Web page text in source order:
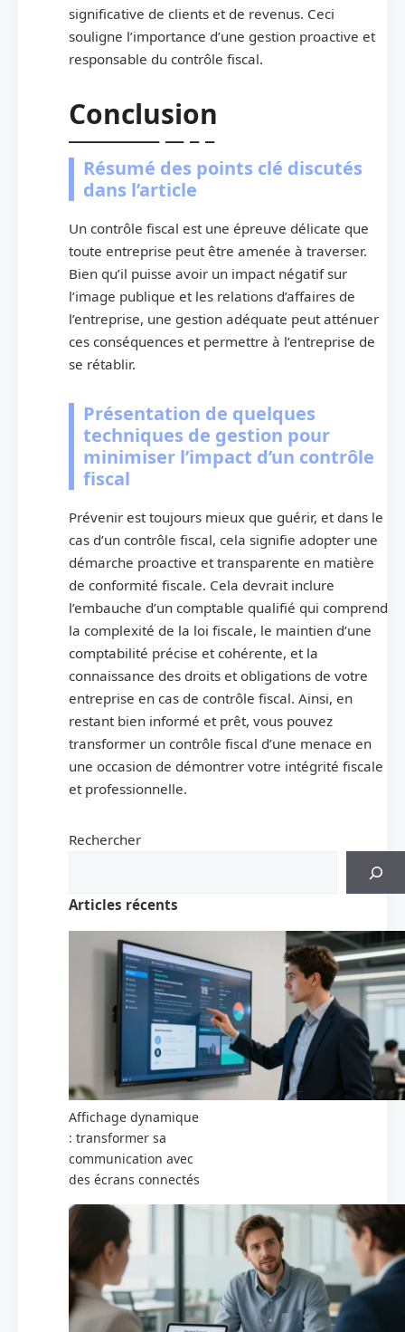
significative de clients et de revenus. Ceci
souligne l’importance d’une gestion proactive et
responsable du contrôle fiscal.
Conclusion
Résumé des points clé discutés
dans l’article
Un contrôle fiscal est une épreuve délicate que
toute entreprise peut être amenée à traverser.
Bien qu’il puisse avoir un impact négatif sur
l’image publique et les relations d’affaires de
l’entreprise, une gestion adéquate peut atténuer
ces conséquences et permettre à l’entreprise de
se rétablir.
Présentation de quelques
techniques de gestion pour
minimiser l’impact d’un contrôle
fiscal
Prévenir est toujours mieux que guérir, et dans le
cas d’un contrôle fiscal, cela signifie adopter une
démarche proactive et transparente en matière
de conformité fiscale. Cela devrait inclure
l’embauche d’un comptable qualifié qui comprend
la complexité de la loi fiscale, le maintien d’une
comptabilité précise et cohérente, et la
connaissance des droits et obligations de votre
entreprise en cas de contrôle fiscal. Ainsi, en
restant bien informé et prêt, vous pouvez
transformer un contrôle fiscal d’une menace en
une occasion de démontrer votre intégrité fiscale
et professionnelle.
Rechercher
Articles récents
Affichage dynamique
: transformer sa
communication avec
des écrans connectés